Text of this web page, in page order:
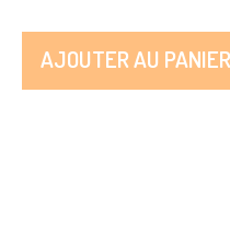
AJOUTER AU PANIER